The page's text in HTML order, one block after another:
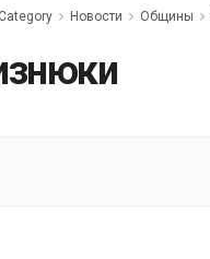
Category Новости Общины